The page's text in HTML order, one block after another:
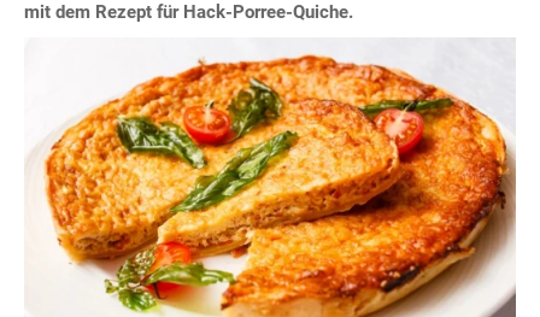
mit dem Rezept für Hack-Porree-Quiche.